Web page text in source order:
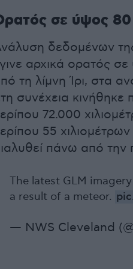
σε ύψος 80
δεδομένων
αρχικά ορατός
τη λίμνη Ίρι, στα
συνέχεια κινήθηκε
72.000
55
πάνω από την
The latest GLM
a result of a meteor.
— NWS Cleveland